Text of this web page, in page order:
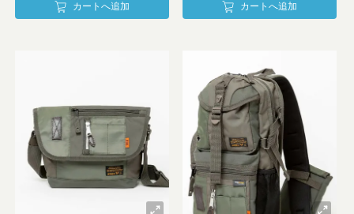
カートへ追加 カートへ追加